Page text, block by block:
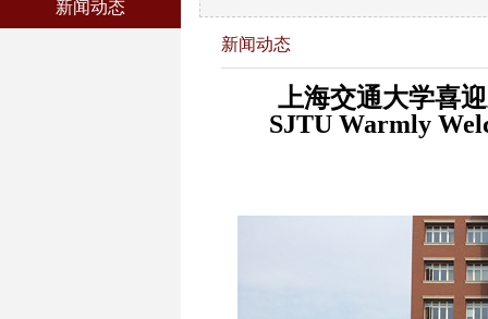
新闻动态
新闻动态
上海交通大学喜
SJTU Warmly